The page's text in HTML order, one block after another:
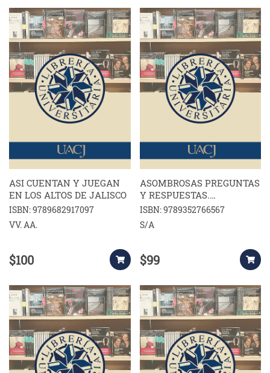
ASI CUENTAN Y JUEGAN
EN LOS ALTOS DE JALISCO
ISBN: 9789682917097
VV. AA.
$100
ASOMBROSAS PREGUNTAS
Y RESPUESTAS.
ANIMALES
ISBN: 9789352766567
S/A
$99